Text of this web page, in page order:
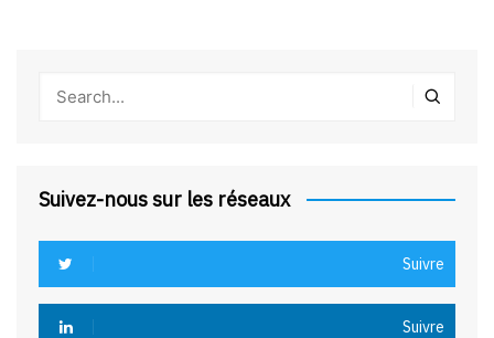
Suivez-nous sur les réseaux
Suivre
Suivre